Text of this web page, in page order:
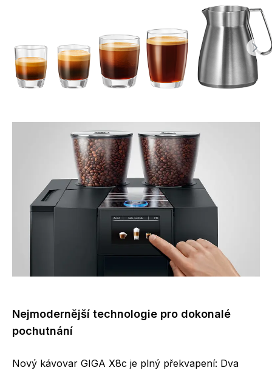
Nejmodernější technologie pro dokonalé
pochutnání
Nový kávovar GIGA X8c je plný překvapení: Dva